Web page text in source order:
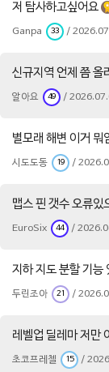
저 탐사하고싶어요
Ganpa 33 /
신규지역 언제 쯤 올
알아요 49 /
별모래 해변 이거 뭐
시도도동 19 /
맵스 핀 갯수 오류
EuroSix 44 /
지하 지도 분할 기능
두린조아 21 /
레벨업 딜레마 저만
초코프레첼 15 /